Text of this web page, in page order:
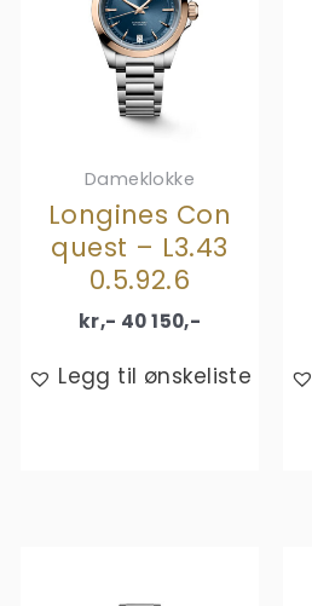
Dameklokke
Longines Con
quest – L3.43
0.5.92.6
kr,- 40 150,-
Legg til ønskeliste